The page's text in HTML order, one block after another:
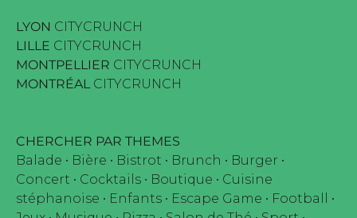
LYON CITYCRUNCH
LILLE CITYCRUNCH
MONTPELLIER CITYCRUNCH
MONTRÉALCITYCRUNCH
CHERCHER PAR THEMES
Balade • Bière • Bistrot • Brunch • Burger •
Concert • Cocktails • Boutique • Cuisine
stéphanoise • Enfants • Escape Game • Football
•